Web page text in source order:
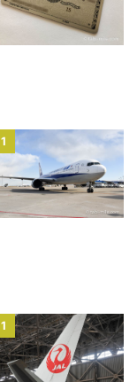
1
1